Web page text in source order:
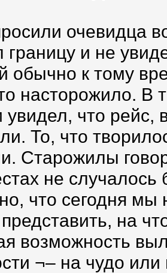
очевидца
и не
обычно к тому
насторожило. В
увидел, что
То, что
Старожилы
не
что сегодня мы
на
возможность
¬– на чудо или